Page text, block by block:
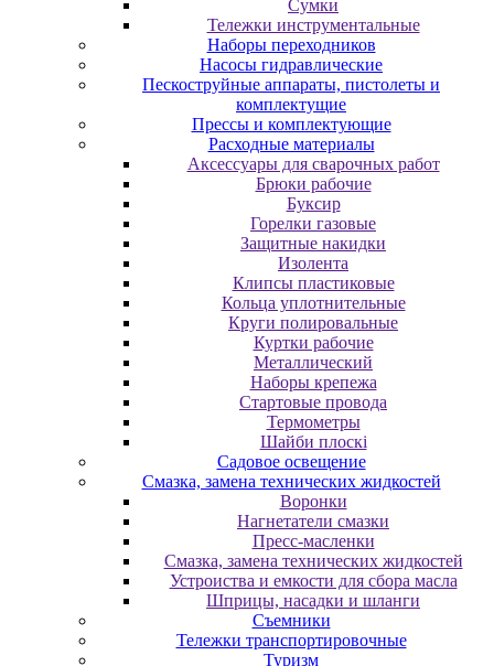
Сумки
Тележки инструментальные
Наборы переходников
Насосы гидравлические
Пескоструйные аппараты, пистолеты и
комплектущие
Прессы и комплектующие
Расходные материалы
Аксессуары для сварочных работ
Брюки рабочие
Буксир
Горелки газовые
Защитные накидки
Изолента
Клипсы пластиковые
Кольца уплотнительные
Круги полировальные
Куртки рабочие
Металлический
Наборы крепежа
Стартовые провода
Термометры
Шайби плоскі
Садовое освещение
Смазка, замена технических жидкостей
Воронки
Нагнетатели смазки
Пресс-масленки
Смазка, замена технических жидкостей
Устроиства и емкости для сбора масла
Шприцы, насадки и шланги
Съемники
Тележки транспортировочные
Туризм